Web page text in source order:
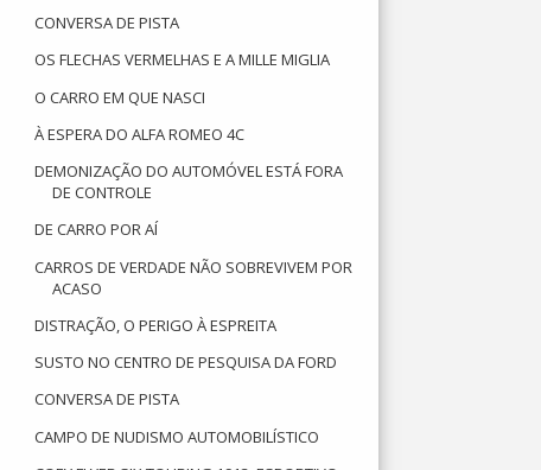
CONVERSA DE PISTA
OS FLECHAS VERMELHAS E A MILLE MIGLIA
O CARRO EM QUE NASCI
À ESPERA DO ALFA ROMEO 4C
DEMONIZAÇÃO DO AUTOMÓVEL ESTÁ FORA
DE CONTROLE
DE CARRO POR AÍ
CARROS DE VERDADE NÃO SOBREVIVEM POR
ACASO
DISTRAÇÃO, O PERIGO À ESPREITA
SUSTO NO CENTRO DE PESQUISA DA FORD
CONVERSA DE PISTA
CAMPO DE NUDISMO AUTOMOBILÍSTICO